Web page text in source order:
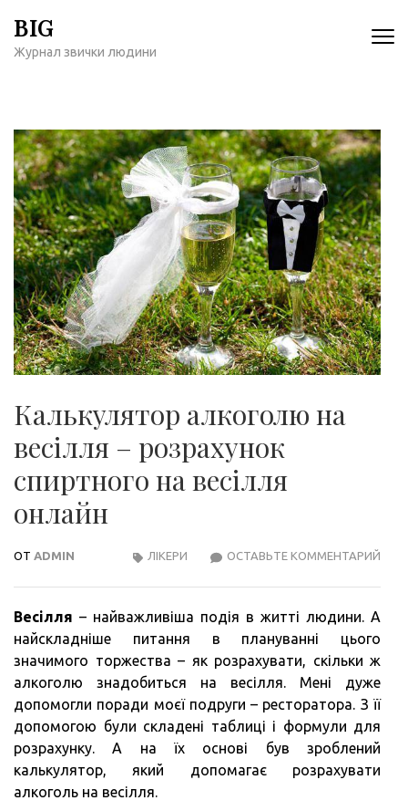
содержимому
BIG
Журнал звички людини
Калькулятор алкоголю на
весілля – розрахунок
спиртного на весілля
онлайн
ОТ ADMIN ОСТАВЬТЕ КОММЕНТАРИЙ
ЛІКЕРИ
Весілля – найважливіша подія в житті людини. А
найскладніше питання в плануванні цього
значимого торжества – як розрахувати, скільки ж
алкоголю знадобиться на весілля. Мені дуже
допомогли поради моєї подруги – ресторатора. З її
допомогою були складені таблиці і формули для
розрахунку. А на їх основі був зроблений
калькулятор, який допомагає розрахувати
алкоголь на весілля.